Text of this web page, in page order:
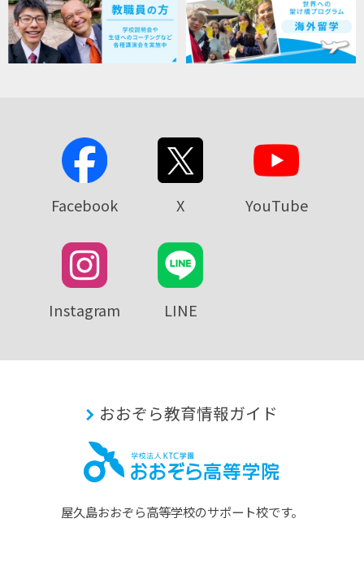
Facebook X YouTube
Instagram LINE
おおぞら教育情報ガイド
屋久島おおぞら⾼等学校のサポート校です。